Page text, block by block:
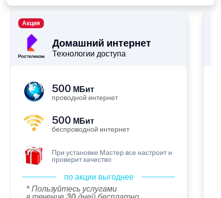
Домашний интернет
Технологии доступа
Акция
500 МБит
проводной интернет
500 МБит
беспроводной интернет
При установке Мастер все настроит и
проверит качество
по акции выгоднее
* Пользуйтесь услугами